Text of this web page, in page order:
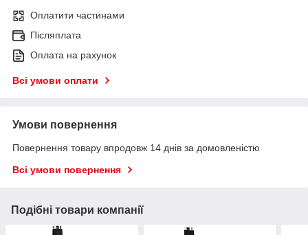
Оплатити частинами
Післяплата
Оплата на рахунок
Всі умови оплати
Умови повернення
Повернення товару впродовж 14 днів за домовленістю
Всі умови повернення
Подібні товари компанії